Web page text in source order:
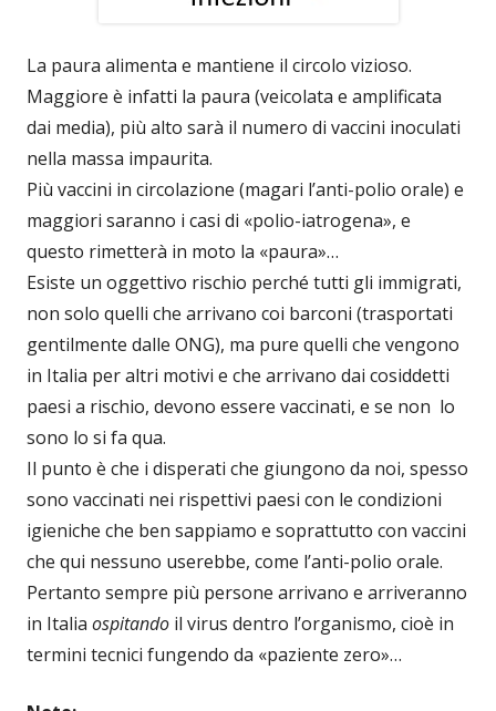
La paura alimenta e mantiene il circolo vizioso.
Maggiore è infatti la paura (veicolata e amplificata
dai media), più alto sarà il numero di vaccini inoculati
nella massa impaurita.
Più vaccini in circolazione (magari l’anti-polio orale) e
maggiori saranno i casi di «polio-iatrogena», e
questo rimetterà in moto la «paura»…
Esiste un oggettivo rischio perché tutti gli immigrati,
non solo quelli che arrivano coi barconi (trasportati
gentilmente dalle ONG), ma pure quelli che vengono
in Italia per altri motivi e che arrivano dai cosiddetti
paesi a rischio, devono essere vaccinati, e se non lo
sono lo si fa qua.
Il punto è che i disperati che giungono da noi, spesso
sono vaccinati nei rispettivi paesi con le condizioni
igieniche che ben sappiamo e soprattutto con vaccini
che qui nessuno userebbe, come l’anti-polio orale.
Pertanto sempre più persone arrivano e arriveranno
in Italia ospitando il virus dentro l’organismo, cioè in
termini tecnici fungendo da «paziente zero»…